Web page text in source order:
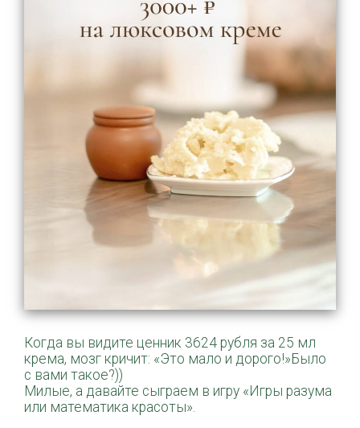
Когда вы видите ценник 3624 рубля за 25 мл
крема, мозг кричит: «Это мало и дорого!»Было
с вами такое?))
Милые, а давайте сыграем в игру «Игры разума
или математика красоты».